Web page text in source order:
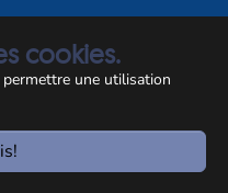
cookies.
une utilisation
site